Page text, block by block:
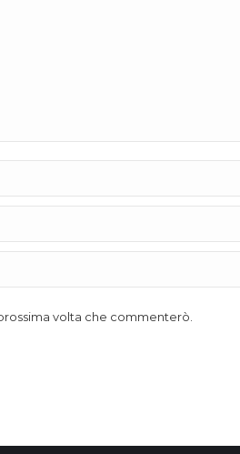
volta che commenterò.